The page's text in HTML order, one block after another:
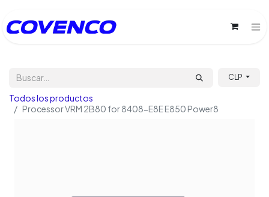
CLP
Todos los productos
Processor VRM 2B80 for 8408-E8E E850 Power8